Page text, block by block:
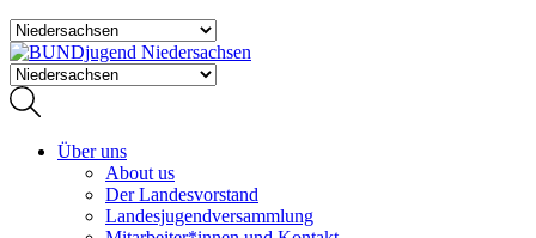
Über uns
About us
Der Landesvorstand
Landesjugendversammlung